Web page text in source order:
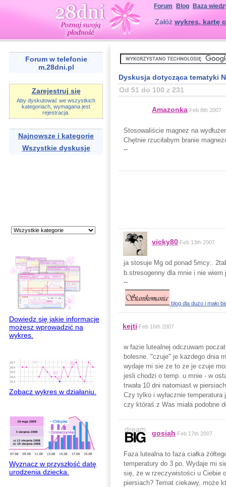
Forum Blog Baza
Załóż wykres, kartę
Forum w telefonie
m.28dni.pl
Zarejestruj się
Aby dyskutować we wszystkich
kategoriach, wymagana jest
rejestracja.
Najnowsze i kategorie
Wszystkie dyskusje
Dowiedz się jakie informacje
możesz wprowadzić na
wykres.
Zobacz wykres w działaniu.
Wyznacz w przyszłość datę
urodzenia dziecka.
Dyskusja dotycząca tematyki
Od 51 do 100 z 231
Amazonka Feb 8th 2007
Stosowaliście magnez na
Chętnie rzuciłabym branie
--
vicky80 Feb 13th 2007
ja stosuje Mg od ponad 5mcy..
b.stresogenny dla mnie i nie
--
blog dla dużo i mało
kejti Feb 16th 2007
w fazie lutealnej odczuwam
bolesne. "czuje" je kazdego dnia
wydaje mi sie ze to ze je czuje
jesli chodzi o temp. u mnie - w
trwała 10 dni natomiast w
Czy tylko i wyłacznie
czy któraś z Was miała podobne
gosiah Feb 17th 2007
Faza lutealna to faza ciałka
temperatury do 3 po. Wydaje mi
się, że w rzeczywistości u Ciebie
piersiach? Temat ciekawy, może